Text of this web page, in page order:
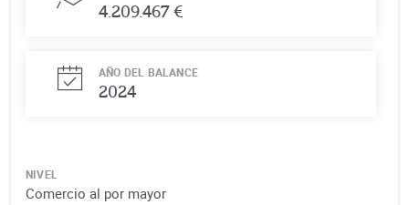
4.209.467 €
AÑO DEL BALANCE
2024
NIVEL
Comercio al por mayor